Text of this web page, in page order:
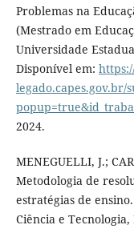
Problemas na
(Mestrado em
Universidade
Disponível em:
legado.capes.gov.br/
2024.
MENEGUELLI, J.;
Metodologia de
estratégias de
Ciência e Tecnologia,